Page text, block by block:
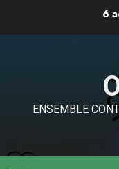
6
ENSEMBLE